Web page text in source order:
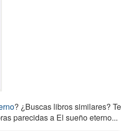
? ¿Buscas libros similares? Te
parecidas a El sueño eterno...